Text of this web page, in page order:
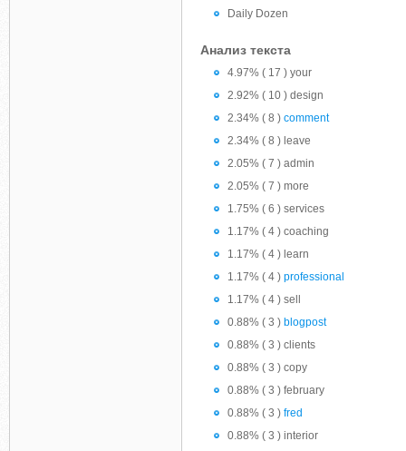
Daily Dozen
Анализ текста
4.97% ( 17 ) your
2.92% ( 10 ) design
2.34% ( 8 ) comment
2.34% ( 8 ) leave
2.05% ( 7 ) admin
2.05% ( 7 ) more
1.75% ( 6 ) services
1.17% ( 4 ) coaching
1.17% ( 4 ) learn
1.17% ( 4 ) professional
1.17% ( 4 ) sell
0.88% ( 3 ) blogpost
0.88% ( 3 ) clients
0.88% ( 3 ) copy
0.88% ( 3 ) february
0.88% ( 3 ) fred
0.88% ( 3 ) interior